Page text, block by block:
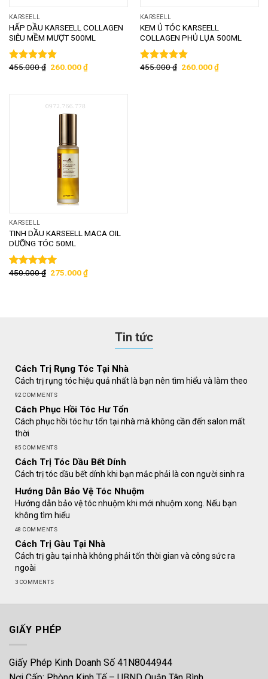
KARSEELL
HẤP DẦU KARSEELL COLLAGEN
SIÊU MỀM MƯỢT 500ML
Được xếp
455.000₫ 260.000₫
KARSEELL
KEM Ủ TÓC KARSEELL
COLLAGEN PHỦ LỤA 500ML
Được xếp
455.000₫ 260.000₫
KARSEELL
TINH DẦU KARSEELL MACA OIL
DƯỠNG TÓC 50ML
Được xếp
450.000₫ 275.000₫
Tin tức
Cách Trị Rụng Tóc Tại Nhà
Cách trị rụng tóc hiệu quả nhất là bạn nên tìm hiểu và làm theo
92 COMMENTS
Cách Phục Hồi Tóc Hư Tổn
Cách phục hồi tóc hư tổn tại nhà mà không cần đến salon mất
thời
85 COMMENTS
Cách Trị Tóc Dầu Bết Dính
Cách trị tóc dầu bết dính khi bạn mắc phải là con người sinh ra
Hướng Dẫn Bảo Vệ Tóc Nhuộm
Hướng dẫn bảo vệ tóc nhuộm khi mới nhuộm xong. Nếu bạn
không tìm hiểu
48 COMMENTS
Cách Trị Gàu Tại Nhà
Cách trị gàu tại nhà không phải tốn thời gian và công sức ra
ngoài
3 COMMENTS
GIẤY PHÉP
Giấy Phép Kinh Doanh Số 41N8044944